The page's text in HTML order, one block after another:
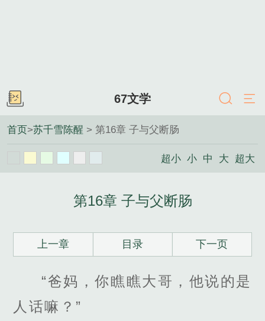
67文学
首页>苏千雪陈醒 > 第16章 子与父断肠
超小 小 中 大 超大
第16章 子与父断肠
上一章 目录 下一页
“爸妈，你瞧瞧大哥，他说的是
人话嘛？”